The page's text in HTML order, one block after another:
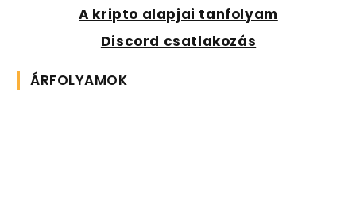
A kripto alapjai tanfolyam
Discord csatlakozás
ÁRFOLYAMOK